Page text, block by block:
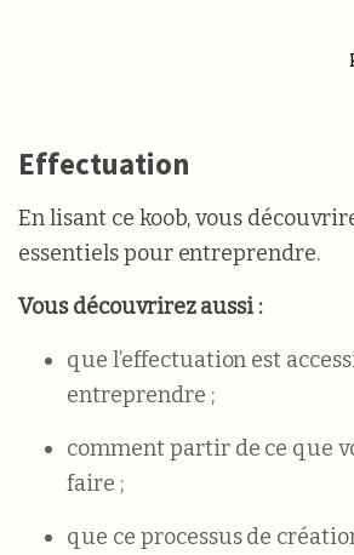
Effectuation
En lisant ce koob, vous
essentiels pour entreprendre.
Vous découvrirez aussi :
que l’effectuation est
entreprendre ;
comment partir de ce que
faire ;
que ce processus de